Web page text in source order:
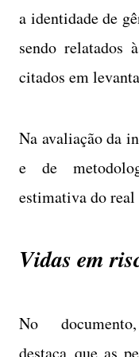
a identidade de
sendo relatados
citados em
Na avaliação da
e de
estimativa do real
Vidas em
No
destaca que as